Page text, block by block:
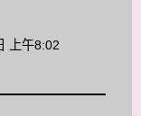
上午8:02